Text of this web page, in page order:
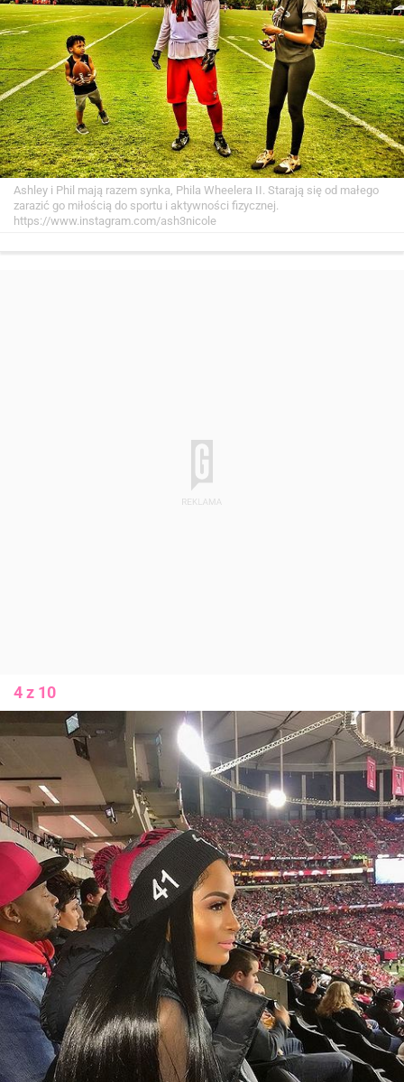
Ashley i Phil mają razem synka, Phila Wheelera II. Starają się od małego
zarazić go miłością do sportu i aktywności fizycznej.
https://www.instagram.com/ash3nicole
4 z 10